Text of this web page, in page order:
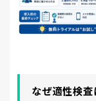
なぜ適性検査